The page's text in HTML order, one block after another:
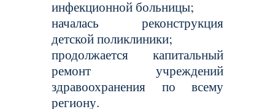
инфекционной больницы;
началась реконструкция
детской поликлиники;
продолжается капитальный
ремонт учреждений
здравоохранения по всему
региону.